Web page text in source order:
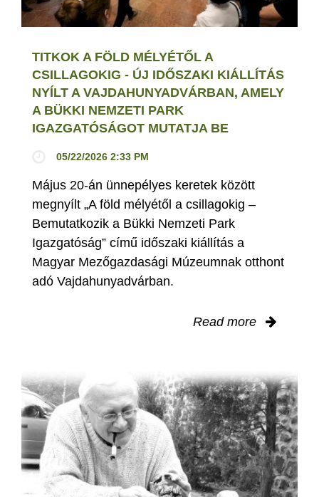
TITKOK A FÖLD MÉLYÉTŐL A
CSILLAGOKIG - ÚJ IDŐSZAKI KIÁLLÍTÁS
NYÍLT A VAJDAHUNYADVÁRBAN, AMELY
A BÜKKI NEMZETI PARK
IGAZGATÓSÁGOT MUTATJA BE
05/22/2026 2:33 PM
Május 20-án ünnepélyes keretek között
megnyílt „A föld mélyétől a csillagokig –
Bemutatkozik a Bükki Nemzeti Park
Igazgatóság” című időszaki kiállítás a
Magyar Mezőgazdasági Múzeumnak otthont
adó Vajdahunyadvárban.
Read more